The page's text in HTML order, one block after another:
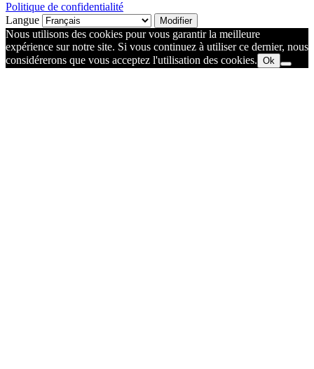
Politique de confidentialité
Langue
Nous utilisons des cookies pour vous garantir la meilleure
expérience sur notre site. Si vous continuez à utiliser ce dernier, nous
considérerons que vous acceptez l'utilisation des cookies. Ok